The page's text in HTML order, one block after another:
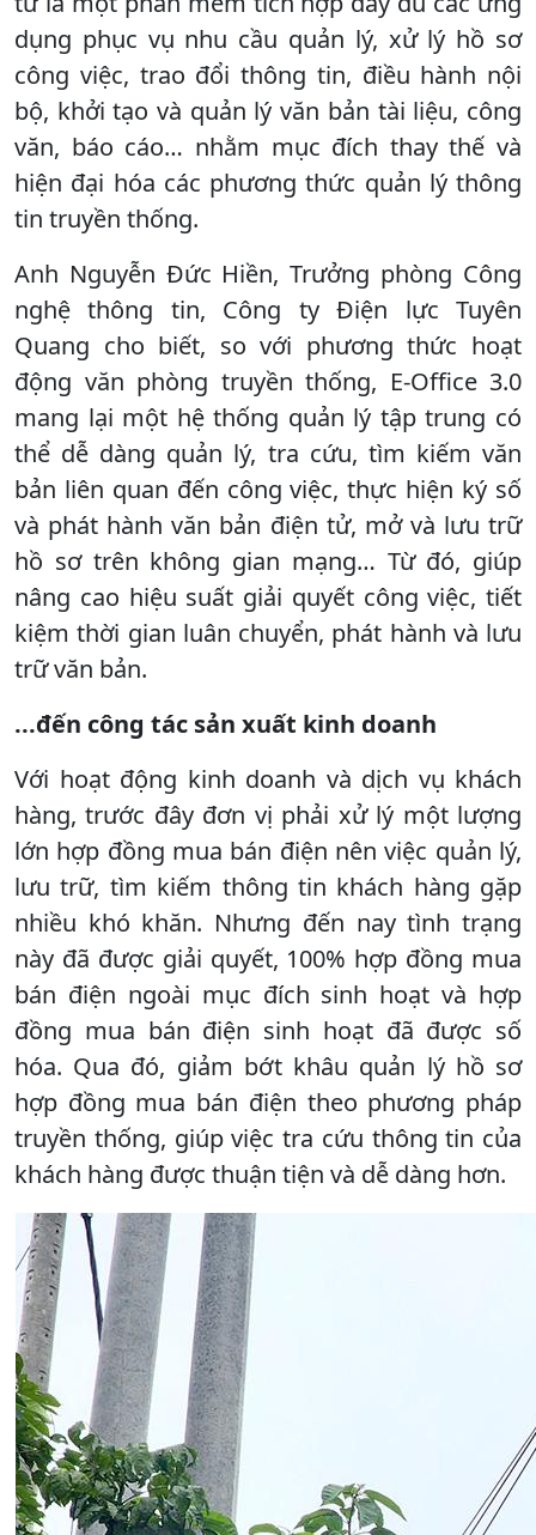
dụng phục vụ nhu cầu quản lý, xử lý hồ sơ
công việc, trao đổi thông tin, điều hành nội
bộ, khởi tạo và quản lý văn bản tài liệu, công
văn, báo cáo… nhằm mục đích thay thế và
hiện đại hóa các phương thức quản lý thông
tin truyền thống.
Anh Nguyễn Đức Hiền, Trưởng phòng Công
nghệ thông tin, Công ty Điện lực Tuyên
Quang cho biết, so với phương thức hoạt
động văn phòng truyền thống, E-Office 3.0
mang lại một hệ thống quản lý tập trung có
thể dễ dàng quản lý, tra cứu, tìm kiếm văn
bản liên quan đến công việc, thực hiện ký số
và phát hành văn bản điện tử, mở và lưu trữ
hồ sơ trên không gian mạng… Từ đó, giúp
nâng cao hiệu suất giải quyết công việc, tiết
kiệm thời gian luân chuyển, phát hành và lưu
trữ văn bản.
...đến công tác sản xuất kinh doanh
Với hoạt động kinh doanh và dịch vụ khách
hàng, trước đây đơn vị phải xử lý một lượng
lớn hợp đồng mua bán điện nên việc quản lý,
lưu trữ, tìm kiếm thông tin khách hàng gặp
nhiều khó khăn. Nhưng đến nay tình trạng
này đã được giải quyết, 100% hợp đồng mua
bán điện ngoài mục đích sinh hoạt và hợp
đồng mua bán điện sinh hoạt đã được số
hóa. Qua đó, giảm bớt khâu quản lý hồ sơ
hợp đồng mua bán điện theo phương pháp
truyền thống, giúp việc tra cứu thông tin của
khách hàng được thuận tiện và dễ dàng hơn.